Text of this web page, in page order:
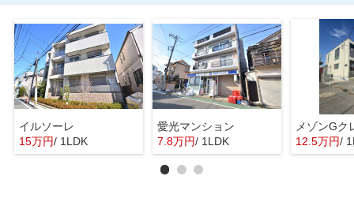
イルソーレ
15万円/ 1LDK
愛光マンション
7.8万円/ 1LDK
メゾンGク
12.5万円/